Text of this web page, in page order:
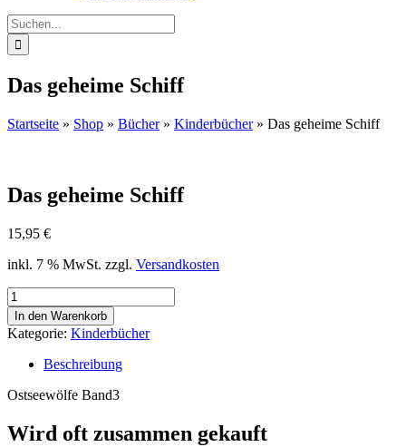
Suche
nach:
Das geheime Schiff
Startseite » Shop » Bücher» Kinderbücher» Das geheime Schiff
Das geheime Schiff
15,95 €
inkl. 7 % MwSt. zzgl. Versandkosten
Das
geheime
Schiff
Menge
In den Warenkorb
Kategorie: Kinderbücher
Beschreibung
Ostseewölfe Band3
Wird oft zusammen gekauft